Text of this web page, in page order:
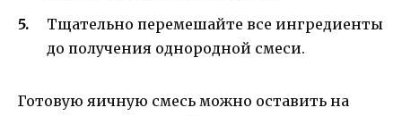
Тщательно перемешайте все ингредиенты
до получения однородной смеси.
Готовую яичную смесь можно оставить на